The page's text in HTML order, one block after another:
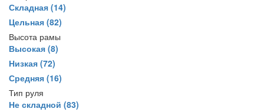
Складная (14)
Цельная (82)
Высота рамы
Высокая (8)
Низкая (72)
Средняя (16)
Тип руля
Не складной (83)